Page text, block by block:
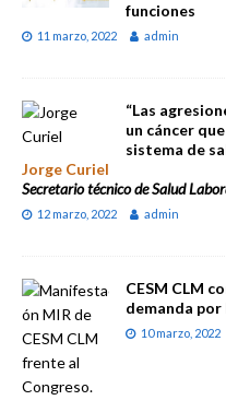
funciones
11 marzo, 2022 admin
“Las
un cáncer
sistema de
Jorge Curiel
Secretario técnico de Salud
12 marzo, 2022 admin
CESM CLM
demanda
10 marzo, 2022